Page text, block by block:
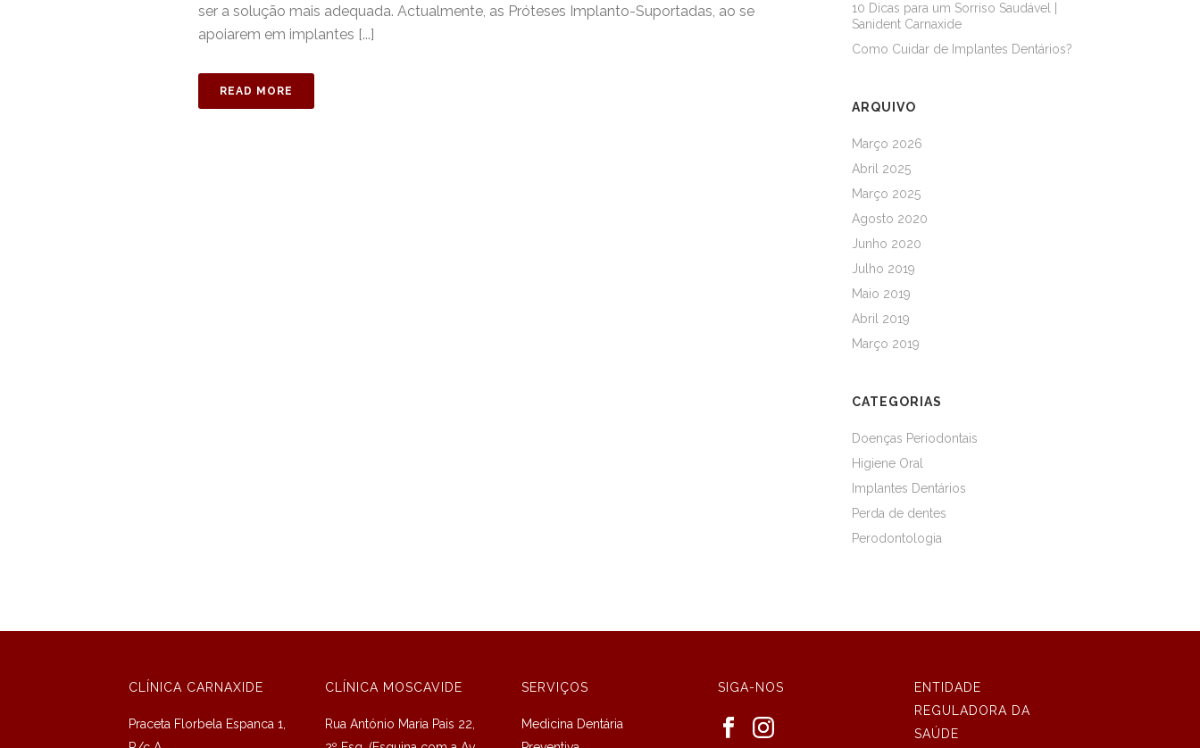
ser a solução mais adequada. Actualmente, as Próteses Implanto-Suportadas, ao se
apoiarem em implantes [...]
READ MORE
10 Dicas para um Sorriso Saudável |
Sanident Carnaxide
Como Cuidar de Implantes Dentários?
ARQUIVO
Março 2026
Abril 2025
Março 2025
Agosto 2020
Junho 2020
Julho 2019
Maio 2019
Abril 2019
Março 2019
CATEGORIAS
Doenças Periodontais
Higiene Oral
Implantes Dentários
Perda de dentes
Perodontologia
CLÍNICA CARNAXIDE
Praceta Florbela Espanca 1,
CLÍNICA MOSCAVIDE
Rua António Maria Pais 22,
SERVIÇOS
Medicina Dentária
SIGA-NOS
ENTIDADE
REGULADORA DA
SAÚDE